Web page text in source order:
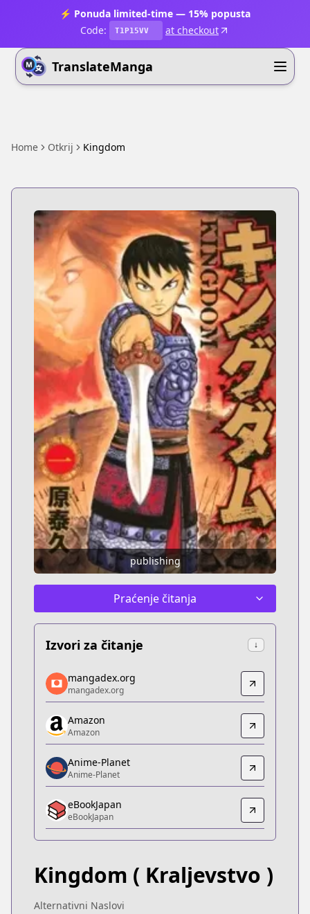
⚡ Ponuda limited-time — 15% popusta
Code:
T1P15VV at checkout
TranslateManga
Home Otkrij Kingdom
publishing
Praćenje čitanja
Izvori za čitanje ↓
mangadex.org
mangadex.org
https://mangadex.org/title/077a3fed-1634-424f-
Amazon
Amazon
https://www.amazon.co.jp/dp/B07GX5ZWRX
Anime-Planet
Anime-Planet
https://www.anime-planet.com/manga/kingdom
eBookJapan
eBookJapan
Official Raw
Official Raw
https://youngjump.jp/kingdom
mangadex.org
mangadex.org
Amazon
Amazon
Anime-Planet
Anime-Planet
eBookJapan
eBookJapan
Kingdom ( Kraljevstvo )
Alternativni Naslovi